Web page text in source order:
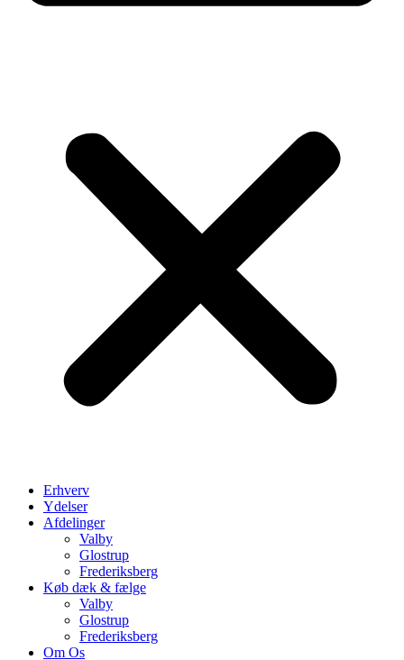
Erhverv
Ydelser
Afdelinger
Valby
Glostrup
Frederiksberg
Køb dæk & fælge
Valby
Glostrup
Frederiksberg
Om Os